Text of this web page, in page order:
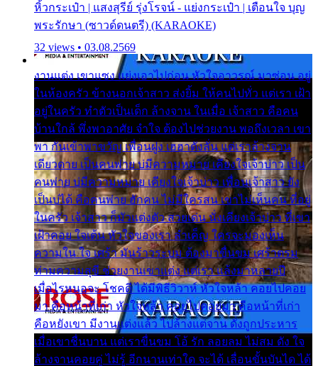
หิ้วกระเป๋า | แสงสุรีย์ รุ่งโรจน์ - แย่งกระเป๋า | เตือนใจ บุญ
พระรักษา (ซาวด์ดนตรี) (KARAOKE)
32 views • 03.08.2569
งานแต่ง เขาแซง แย่งเอาไปก่อน หัวใจอาวรณ์ มาซ่อน อยู่
ในห้องครัว ข้างนอกเจ้าสาว ส่งยิ้ม ให้คนไปทั่ว แต่เรา เฝ้า
อยู่ในครัว ทำตัวเป็นเด็ก ล้างจาน ในเมื่อ เจ้าสาว คือคน
บ้านใกล้ พึ่งพาอาศัย จำใจ ต้องไปช่วยงาน พอถึงเวลา เขา
พา กันเข้าพาขวัญ เพื่อนฝูง เฮฮาดังลั่น แต่เราล้างจาน
เดียวดาย เป็นคนพ่าย บ่มีความหมาย เคียงใจเจ้าบ่าว เป็น
คนพ่าย บ่มีความหมาย เคียงใจเจ้าบ่าว เพื่อนเจ้าสาว ยัง
เป็นบ่ได้ คือคนพ่าย ฮักคน ไม่มีใครสน เขาไม่เห็นคน ที่อยู่
ในครัว เจ้าสาว ก็มัวแต่งตัว สวยเด่น นั่งเคียงเจ้าบ่าว ที่เขา
เฝ้าคอย ใจเต้น หัวใจของเรา ลำเค็ญ ใครจะมองเห็น
ความใน ใจ เศร้า มันร้าวระบม ต้องมาขื่นขม เศร้าตรม
ท่ามความสุขี ช่วยงานเขาแต่ง แต่เรา แล้งมาหลายปี
เมื่อไรหนอจะ โชคดี ได้มีพิธีวิวาห์ หัวใจหล้า คอยไปคอย
มา คือหน้าที่เก่า หัวใจหล้า คอยไปคอยมา คือหน้าที่เก่า
คือหยังเขา มีงานแต่งแล้ว ไปล้างแต่จาน ดั่งถูกประหาร
เมื่อเขาชื่นบาน แต่เราขื่นขม โอ้ รัก ลอยลม ไม่สม ดัง ใจ
ล้างจานคอยคู่ ไม่รู้ อีกนานเท่าใด จะได้ เลื่อนขั้นบันได ได้